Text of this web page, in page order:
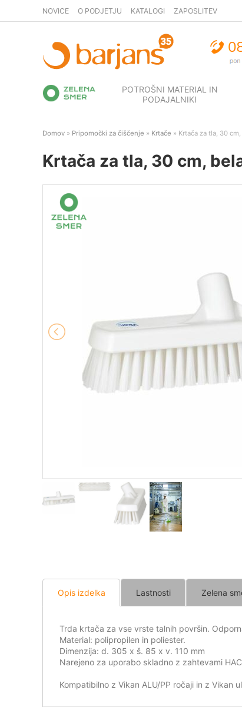
NOVICE O PODJETJU KATALOGI ZAPOSLITEV
POTROŠNI MATERIAL IN
PODAJALNIKI
Domov » Pripomočki za čiščenje » Krtače » Krtača za tla, 30
Krtača za tla, 30 cm,
Opis izdelka Lastnosti Zelena
Trda krtača za vse vrste talnih površin.
Material: polipropilen in poliester.
Dimenzija: d. 305 x š. 85 x v. 110 mm
Narejeno za uporabo skladno z zahtevami
Kompatibilno z Vikan ALU/PP ročaji in z Vikan